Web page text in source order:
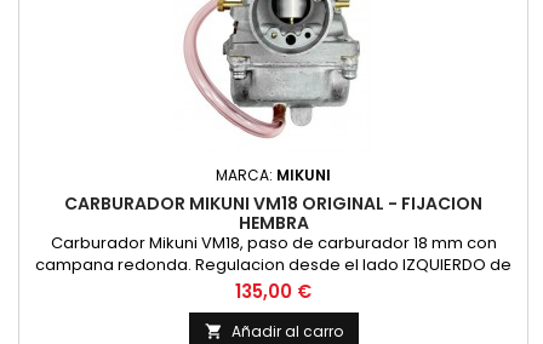
MARCA: MIKUNI
CARBURADOR MIKUNI VM18 ORIGINAL - FIJACION
HEMBRA
Carburador Mikuni VM18, paso de carburador 18 mm con
campana redonda. Regulacion desde el lado IZQUIERDO de
la moto. Palanca de aire manual. Boca de fijacion al cilindro
HEMBRA. ORIGINAL MIKUNI, NO COPIA
Precio
135,00 €
 Añadir al carro